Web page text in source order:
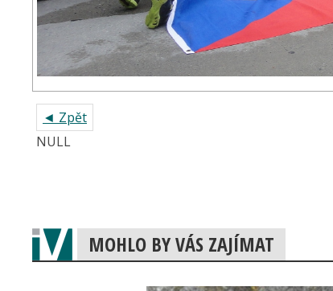
◄ Zpět
NULL
MOHLO BY VÁS ZAJÍMAT